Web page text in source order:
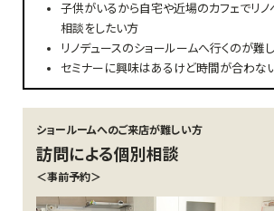
子供がいるから自宅や近場のカフェでリノ
相談をしたい方
リノデュースのショールームへ行くのが難
セミナーに興味はあるけど時間が合わな
ショールームへのご来店が難しい方
訪問による個別相談
＜事前予約＞